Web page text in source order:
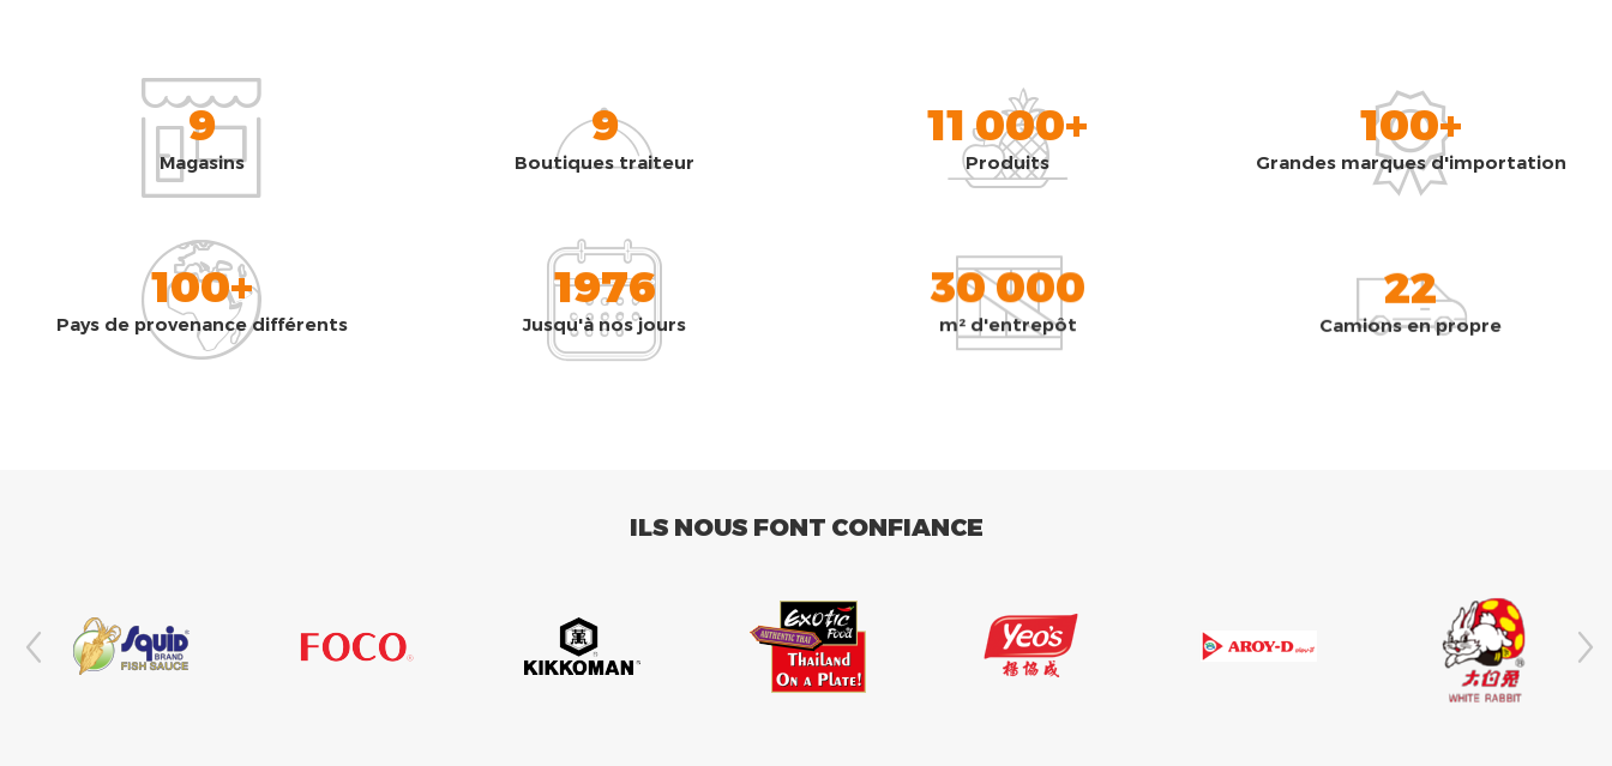
9
Magasins
9
Boutiques traiteur
11 000+
Produits
100+
Grandes marques d'importation
100+
Pays de provenance différents
1976
Jusqu'à nos jours
30 000
m² d'entrepôt
22
Camions en propre
ILS NOUS FONT CONFIANCE